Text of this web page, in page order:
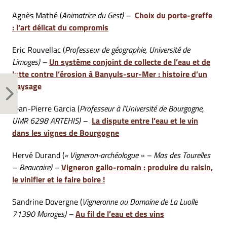
Agnès Mathé (Animatrice du Gest) – Choix du porte-greffe
: l’art délicat du compromis
Eric Rouvellac (Professeur de géographie, Université de
Limoges) – Un système conjoint de collecte de l’eau et de
lutte contre l’érosion à Banyuls-sur-Mer : histoire d’un
paysage
Jean-Pierre Garcia (Professeur à l’Université de Bourgogne,
UMR 6298 ARTEHIS) – La dispute entre l’eau et le vin
dans les vignes de Bourgogne
Hervé Durand (« Vigneron-archéologue » – Mas des Tourelles
– Beaucaire) –Vigneron gallo-romain : produire du raisin,
le vinifier et le faire boire !
Sandrine Dovergne (Vigneronne au Domaine de La Luolle
71390 Moroges) –Au fil de l’eau et des vins